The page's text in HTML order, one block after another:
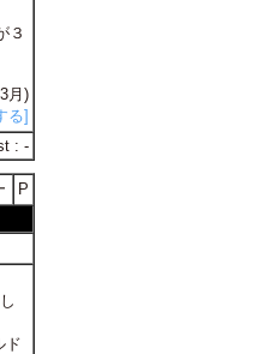
３
月)
る]
: -
P
ド